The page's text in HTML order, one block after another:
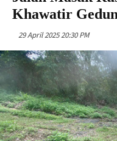
Khawatir
29 April 2025 20:30 PM